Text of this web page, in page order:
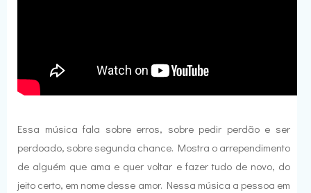
Essa música fala sobre erros, sobre pedir perdão e ser
perdoado, sobre segunda chance. Mostra o arrependimento
de alguém que ama e quer voltar e fazer tudo de novo, do
jeito certo, em nome desse amor. Nessa música a pessoa em